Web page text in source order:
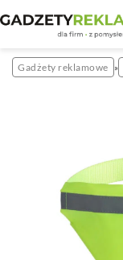
Gadżety reklamowe »